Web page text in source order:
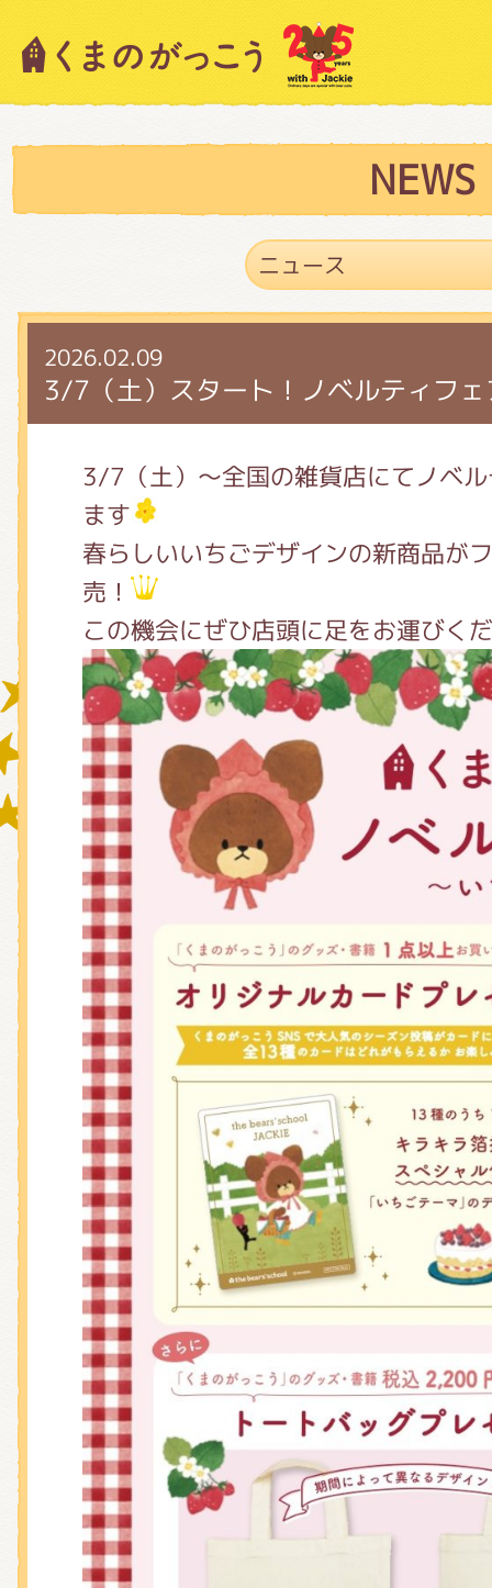
NEWS
2026.02.09
3/7（土）スタート！ノベルティフ
3/7（土）～全国の雑貨店にてノベ
ます
春らしいいちごデザインの新商品が
売！
この機会にぜひ店頭に足をお運びく
キャラクター紹介
スタッフブログ
絵本・作家紹介
ショップインフォメーション
グッズインフォメーション
ミュージカル・コンサート
おたのしみコンテンツ(クイズ・
チア ジャッキーズ！
くまのがっこう しょくいんしつ
くまのがっこう 家庭科部